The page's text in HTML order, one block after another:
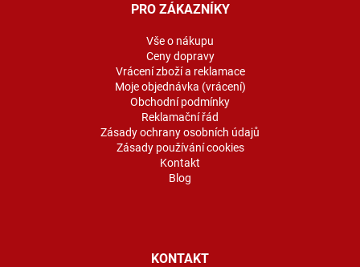
PRO ZÁKAZNÍKY
Vše o nákupu
Ceny dopravy
Vrácení zboží a reklamace
Moje objednávka (vrácení)
Obchodní podmínky
Reklamační řád
Zásady ochrany osobních údajů
Zásady používání cookies
Kontakt
Blog
KONTAKT